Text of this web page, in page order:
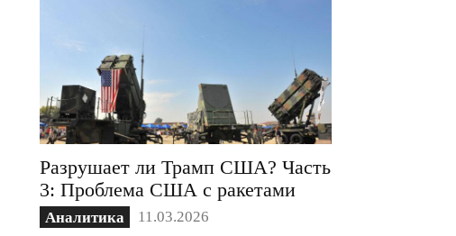
Разрушает ли Трамп США? Часть
3: Проблема США с ракетами
Аналитика 11.03.2026